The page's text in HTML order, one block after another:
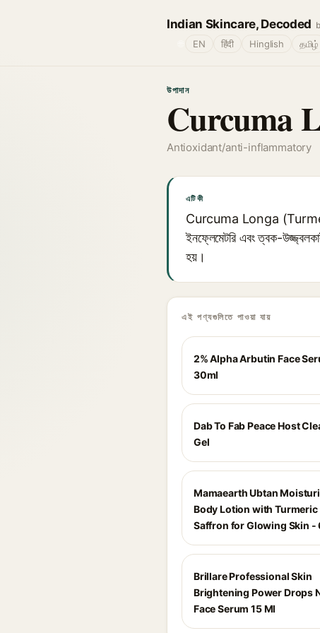
Indian Skincare, Decoded
EN हिंदी Hinglish தமிழ்
উপাদান
Curcuma
Antioxidant/anti-inflammatory
এটি কী
Curcuma Longa (Turmeric)
ইনফ্লেমেটরি এবং ত্বক-
হয়।
এই পণ্যগুলিতে পাওয়া যায়
2% Alpha Arbutin Face
30ml
Dab To Fab Peace Host
Gel
Mamaearth Ubtan
Body Lotion with Turmeric
Saffron for Glowing Skin -
Brillare Professional Skin
Brightening Power Drops
Face Serum 15 Ml